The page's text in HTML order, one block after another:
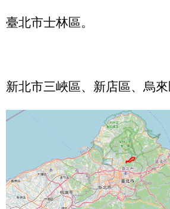
臺北市士林區。
新北市三峽區、新店區、烏來